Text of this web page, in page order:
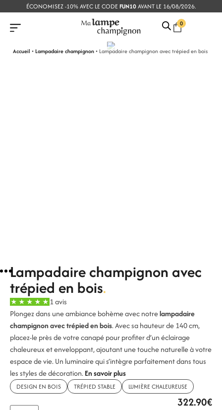
ÉCONOMISEZ -10% AVEC LE CODEFUN10AVANT LE 16/08/2026.
0
Accueil •Lampadaire champignon• Lampadaire champignon avec trépied en bois
Lampadaire champignon avec
trépied en bois
1 avis
Plongez dans une ambiance bohème avec notrelampadaire
champignon avec trépied en bois. Avec sa hauteur de 140 cm,
placez-le près de votre canapé pour profiter d’un éclairage
chaleureux et enveloppant, ajoutant une touche naturelle à votre
espace de vie. Un luminaire qui s’intègre parfaitement dans tous
les styles de décoration.En savoir plus
DESIGN EN BOIS TRÉPIED STABLE LUMIÈRE CHALEUREUSE
322.90€